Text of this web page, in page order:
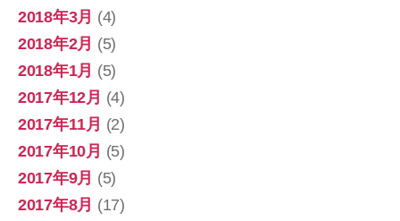
2018年3月 (4)
2018年2月 (5)
2018年1月 (5)
2017年12月 (4)
2017年11月 (2)
2017年10月 (5)
2017年9月 (5)
2017年8月 (17)